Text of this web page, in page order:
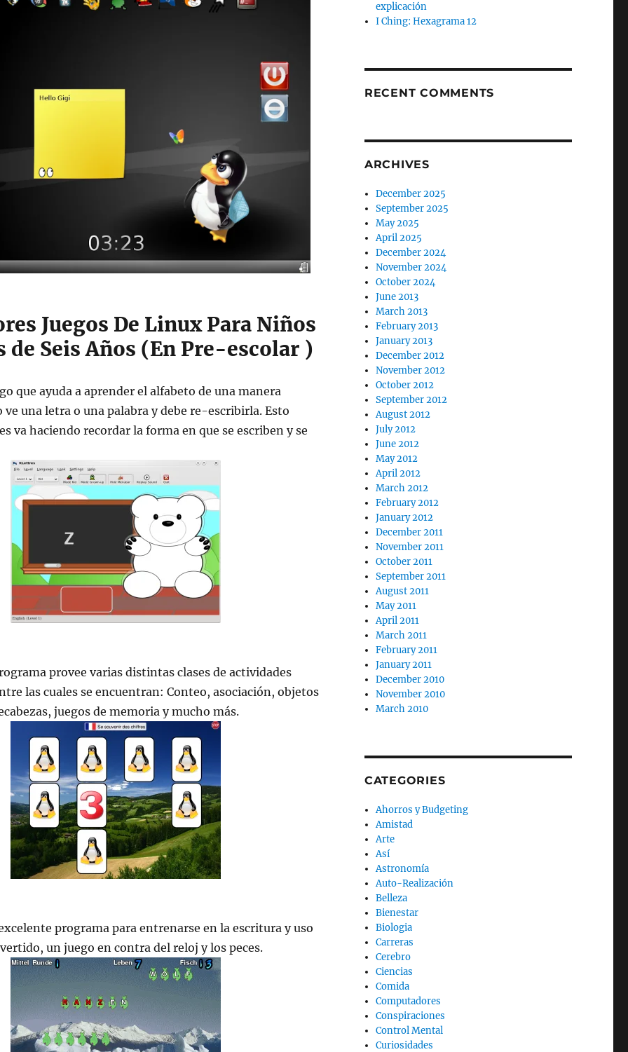
Juegos De Linux Para Niños
de Seis Años (En Pre-escolar )
que ayuda a aprender el alfabeto de una manera
ve una letra o una palabra y debe re-escribirla. Esto
va haciendo recordar la forma en que se escriben y se
provee varias distintas clases de actividades
las cuales se encuentran: Conteo, asociación, objetos
juegos de memoria y mucho más.
programa para entrenarse en la escritura y uso
un juego en contra del reloj y los peces.
explicación
I Ching: Hexagrama 12
RECENT COMMENTS
ARCHIVES
December 2025
September 2025
May 2025
April 2025
December 2024
November 2024
October 2024
June 2013
March 2013
February 2013
January 2013
December 2012
November 2012
October 2012
September 2012
August 2012
July 2012
June 2012
May 2012
April 2012
March 2012
February 2012
January 2012
December 2011
November 2011
October 2011
September 2011
August 2011
May 2011
April 2011
March 2011
February 2011
January 2011
December 2010
November 2010
March 2010
CATEGORIES
Ahorros y Budgeting
Amistad
Arte
Así
Astronomía
Auto-Realización
Belleza
Bienestar
Biologia
Carreras
Cerebro
Ciencias
Comida
Computadores
Conspiraciones
Control Mental
Curiosidades